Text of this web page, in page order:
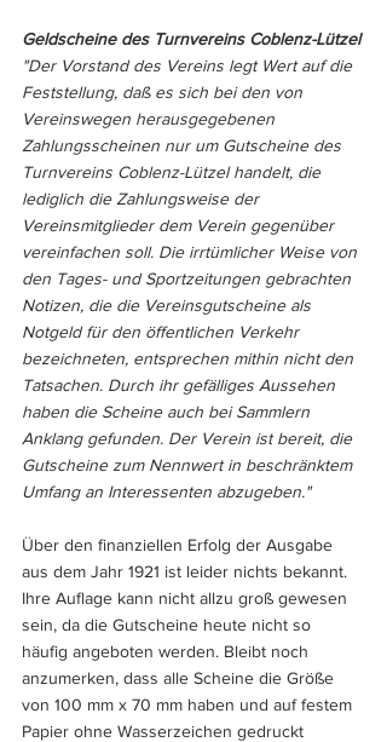
Geldscheine des Turnvereins Coblenz-Lützel
"Der Vorstand des Vereins legt Wert auf die
Feststellung, daß es sich bei den von
Vereinswegen herausgegebenen
Zahlungsscheinen nur um Gutscheine des
Turnvereins Coblenz-Lützel handelt, die
lediglich die Zahlungsweise der
Vereinsmitglieder dem Verein gegenüber
vereinfachen soll. Die irrtümlicher Weise von
den Tages- und Sportzeitungen gebrachten
Notizen, die die Vereinsgutscheine als
Notgeld für den öffentlichen Verkehr
bezeichneten, entsprechen mithin nicht den
Tatsachen. Durch ihr gefälliges Aussehen
haben die Scheine auch bei Sammlern
Anklang gefunden. Der Verein ist bereit, die
Gutscheine zum Nennwert in beschränktem
Umfang an Interessenten abzugeben."
Über den finanziellen Erfolg der Ausgabe
aus dem Jahr 1921 ist leider nichts bekannt.
Ihre Auflage kann nicht allzu groß gewesen
sein, da die Gutscheine heute nicht so
häufig angeboten werden. Bleibt noch
anzumerken, dass alle Scheine die Größe
von 100 mm x 70 mm haben und auf festem
Papier ohne Wasserzeichen gedruckt